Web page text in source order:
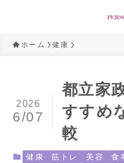
ホーム 健康
都立家
すすめ
較
2026
6/07
健康 筋トレ 美容 食